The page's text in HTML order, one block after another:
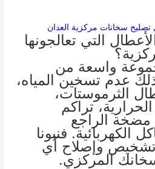
تصليح سخانات مركزية العدان
التي تعالجونها
واسعة من
عدم تسخين المياه،
الثرموستات،
تراكم
مضخة الراجع
الكهربائية. فنيونا
تشخيص وإصلاح أي
المركزي.